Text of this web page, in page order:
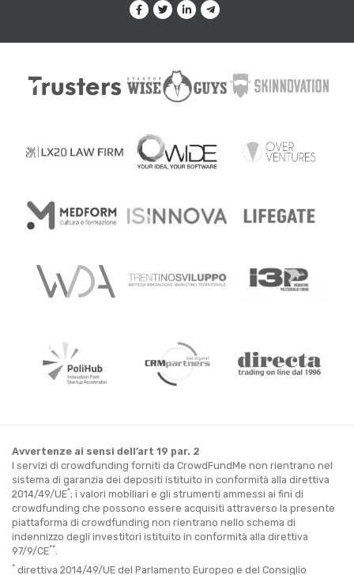
Avvertenze ai sensi dell’art 19 par. 2
I servizi di crowdfunding forniti da CrowdFundMe non rientrano nel
sistema di garanzia dei depositi istituito in conformità alla direttiva
2014/49/UE*; i valori mobiliari e gli strumenti ammessi ai fini di
crowdfunding che possono essere acquisiti attraverso la presente
piattaforma di crowdfunding non rientrano nello schema di
indennizzo degli investitori istituito in conformità alla direttiva
97/9/CE**
* direttiva 2014/49/UE del Parlamento Europeo e del Consiglio